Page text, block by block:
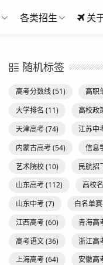
各类招生 关
随机标签
高考分数线(51) 高职
大学排名 (11) 高校政
天津高考(74) 江苏中
内蒙古高考(54) 信息
艺术院校(10) 民航招
山东高考(112) 高校
山东中考(7) 白名单
江西高考(60) 青海高
高考语文(36) 浙江高
上海高考(64) 安徽高